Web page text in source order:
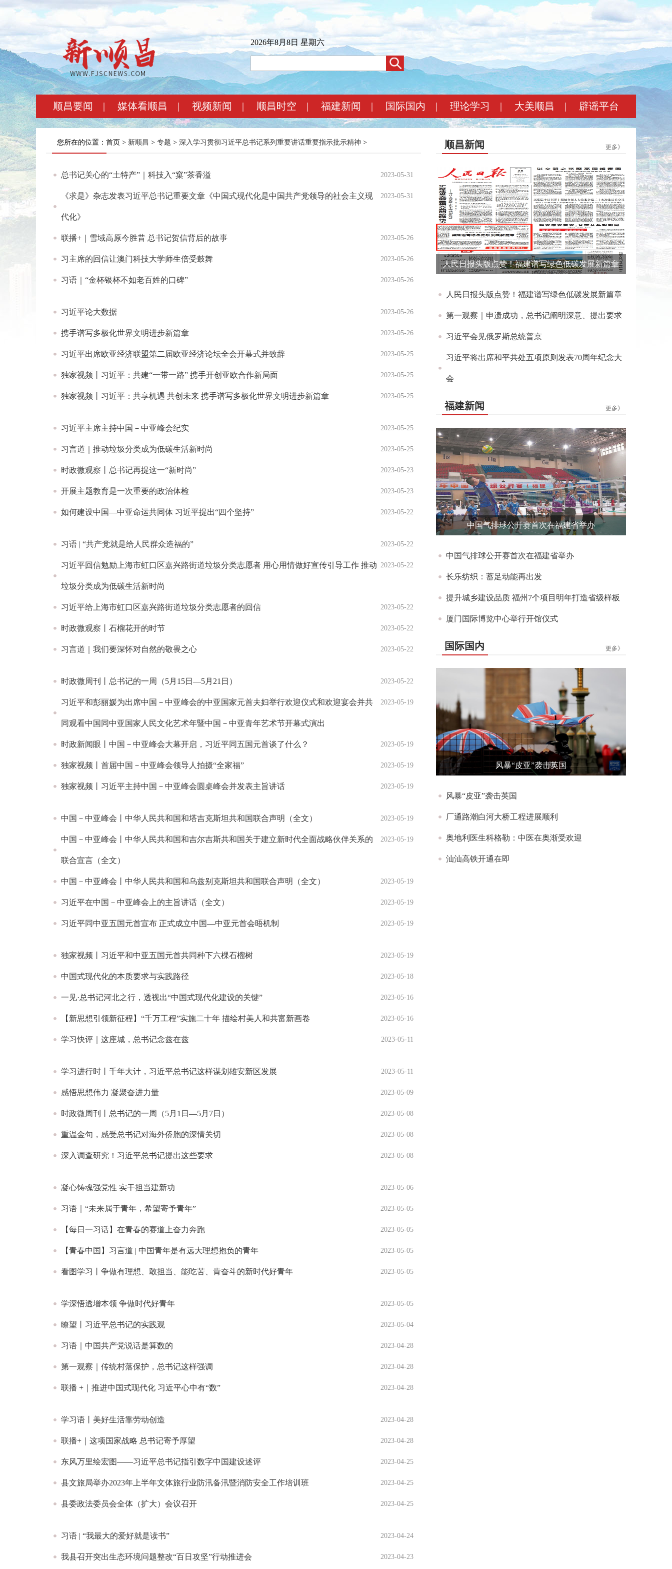
2026年8月8日 星期六
顺昌要闻 | 媒体看顺昌 | 视频新闻 | 顺昌时空 | 福建新闻 | 国际国内 | 理论学习 | 大美顺昌 | 辟谣平台
您所在的位置：首页 > 新顺昌 > 专题 > 深入学习贯彻习近平总书记系列重要讲话重要指示批示精神 >
2023-05-31
总书记关心的“土特产”｜科技入“窠”茶香溢
2023-05-31
《求是》杂志发表习近平总书记重要文章《中国式现代化是中国共产党领导的社会主义现
代化》
2023-05-26
联播+｜雪域高原今胜昔 总书记贺信背后的故事
2023-05-26
习主席的回信让澳门科技大学师生倍受鼓舞
2023-05-26
习语｜“金杯银杯不如老百姓的口碑”
2023-05-26
习近平论大数据
2023-05-26
携手谱写多极化世界文明进步新篇章
2023-05-25
习近平出席欧亚经济联盟第二届欧亚经济论坛全会开幕式并致辞
2023-05-25
独家视频丨习近平：共建“一带一路” 携手开创亚欧合作新局面
2023-05-25
独家视频丨习近平：共享机遇 共创未来 携手谱写多极化世界文明进步新篇章
2023-05-25
习近平主席主持中国－中亚峰会纪实
2023-05-25
习言道｜推动垃圾分类成为低碳生活新时尚
2023-05-23
时政微观察丨总书记再提这一“新时尚”
2023-05-23
开展主题教育是一次重要的政治体检
2023-05-22
如何建设中国—中亚命运共同体 习近平提出“四个坚持”
2023-05-22
习语 | “共产党就是给人民群众造福的”
2023-05-22
习近平回信勉励上海市虹口区嘉兴路街道垃圾分类志愿者 用心用情做好宣传引导工作 推动
垃圾分类成为低碳生活新时尚
2023-05-22
习近平给上海市虹口区嘉兴路街道垃圾分类志愿者的回信
2023-05-22
时政微观察丨石榴花开的时节
2023-05-22
习言道｜我们要深怀对自然的敬畏之心
2023-05-22
时政微周刊丨总书记的一周（5月15日—5月21日）
2023-05-19
习近平和彭丽媛为出席中国－中亚峰会的中亚国家元首夫妇举行欢迎仪式和欢迎宴会并共
同观看中国同中亚国家人民文化艺术年暨中国－中亚青年艺术节开幕式演出
2023-05-19
时政新闻眼丨中国－中亚峰会大幕开启，习近平同五国元首谈了什么？
2023-05-19
独家视频丨首届中国－中亚峰会领导人拍摄“全家福”
2023-05-19
独家视频丨习近平主持中国－中亚峰会圆桌峰会并发表主旨讲话
2023-05-19
中国－中亚峰会丨中华人民共和国和塔吉克斯坦共和国联合声明（全文）
2023-05-19
中国－中亚峰会丨中华人民共和国和吉尔吉斯共和国关于建立新时代全面战略伙伴关系的
联合宣言（全文）
2023-05-19
中国－中亚峰会丨中华人民共和国和乌兹别克斯坦共和国联合声明（全文）
2023-05-19
习近平在中国－中亚峰会上的主旨讲话（全文）
2023-05-19
习近平同中亚五国元首宣布 正式成立中国—中亚元首会晤机制
2023-05-19
独家视频丨习近平和中亚五国元首共同种下六棵石榴树
2023-05-18
中国式现代化的本质要求与实践路径
2023-05-16
一见·总书记河北之行，透视出“中国式现代化建设的关键”
2023-05-16
【新思想引领新征程】“千万工程”实施二十年 描绘村美人和共富新画卷
2023-05-11
学习快评｜​这座城，总书记念兹在兹
2023-05-11
学习进行时丨千年大计，习近平总书记这样谋划雄安新区发展
2023-05-09
感悟思想伟力 凝聚奋进力量
2023-05-08
时政微周刊丨总书记的一周（5月1日—5月7日）
2023-05-08
重温金句，感受总书记对海外侨胞的深情关切
2023-05-08
深入调查研究！习近平总书记提出这些要求
2023-05-06
凝心铸魂强党性 实干担当建新功
2023-05-05
习语｜“未来属于青年，希望寄予青年”
2023-05-05
【每日一习话】在青春的赛道上奋力奔跑
2023-05-05
【青春中国】习言道 | 中国青年是有远大理想抱负的青年
2023-05-05
看图学习丨争做有理想、敢担当、能吃苦、肯奋斗的新时代好青年
2023-05-05
学深悟透增本领 争做时代好青年
2023-05-04
瞭望丨习近平总书记的实践观
2023-04-28
习语｜中国共产党说话是算数的
2023-04-28
第一观察｜传统村落保护，总书记这样强调
2023-04-28
联播 +｜推进中国式现代化 习近平心中有“数”
2023-04-28
学习语丨美好生活靠劳动创造
2023-04-28
联播+｜这项国家战略 总书记寄予厚望
2023-04-25
东风万里绘宏图——习近平总书记指引数字中国建设述评
2023-04-25
县文旅局举办2023年上半年文体旅行业防汛备汛暨消防安全工作培训班
2023-04-25
县委政法委员会全体（扩大）会议召开
2023-04-24
习语 | “我最大的爱好就是读书”
2023-04-23
我县召开突出生态环境问题整改“百日攻坚”行动推进会
更多》
顺昌新闻
人民日报头版点赞！福建谱写绿色低碳发展新篇章
人民日报头版点赞！福建谱写绿色低碳发展新篇章
第一观察｜申遗成功，总书记阐明深意、提出要求
习近平会见俄罗斯总统普京
习近平将出席和平共处五项原则发表70周年纪念大
会
更多》
福建新闻
中国气排球公开赛首次在福建省举办
中国气排球公开赛首次在福建省举办
长乐纺织：蓄足动能再出发
提升城乡建设品质 福州7个项目明年打造省级样板
厦门国际博览中心举行开馆仪式
更多》
国际国内
风暴“皮亚”袭击英国
风暴“皮亚”袭击英国
厂通路潮白河大桥工程进展顺利
奥地利医生科格勒：中医在奥渐受欢迎
汕汕高铁开通在即